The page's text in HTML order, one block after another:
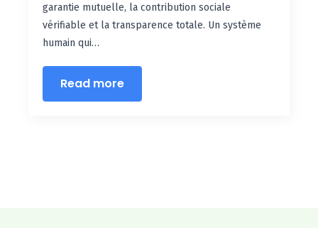
garantie mutuelle, la contribution sociale
vérifiable et la transparence totale. Un système
humain qui…
Read more